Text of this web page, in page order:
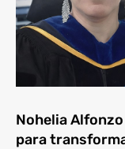
Nohelia
para